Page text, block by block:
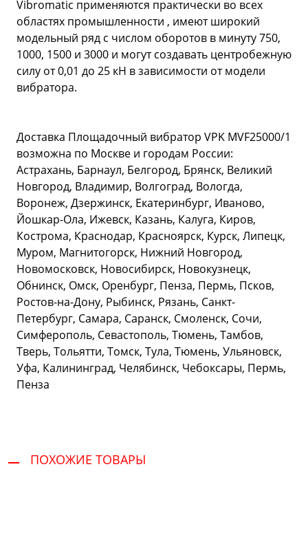
Vibromatic применяются практически во всех
областях промышленности , имеют широкий
модельный ряд с числом оборотов в минуту 750,
1000, 1500 и 3000 и могут создавать центробежную
силу от 0,01 до 25 кН в зависимости от модели
вибратора.
Доставка Площадочный вибратор VPK MVF25000/1
возможна по Москве и городам России:
Астрахань, Барнаул, Белгород, Брянск, Великий
Новгород, Владимир, Волгоград, Вологда,
Воронеж, Дзержинск, Екатеринбург, Иваново,
Йошкар-Ола, Ижевск, Казань, Калуга, Киров,
Кострома, Краснодар, Красноярск, Курск, Липецк,
Муром, Магнитогорск, Нижний Новгород,
Новомосковск, Новосибирск, Новокузнецк,
Обнинск, Омск, Оренбург, Пенза, Пермь, Псков,
Ростов-на-Дону, Рыбинск, Рязань, Санкт-
Петербург, Самара, Саранск, Смоленск, Сочи,
Симферополь, Севастополь, Тюмень, Тамбов,
Тверь, Тольятти, Томск, Тула, Тюмень, Ульяновск,
Уфа, Калининград, Челябинск, Чебоксары, Пермь,
Пенза
ПОХОЖИЕ ТОВАРЫ